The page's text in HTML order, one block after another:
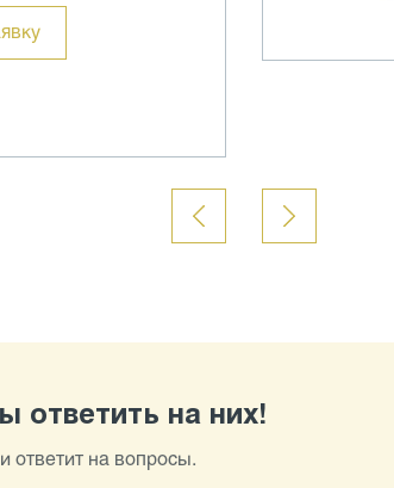
ответить на них!
ответит на вопросы.